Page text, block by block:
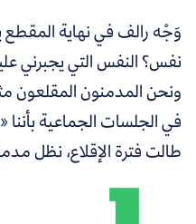
وَجْه رالف في نهاية المقطع
نفس؟ النفس التي يجبرني
ونحن المدمنون المقلعون
في الجلسات الجماعية
طالت فترة الإقلاع، نظل